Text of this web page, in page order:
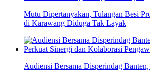
Mutu Dipertanyakan, Tulangan Besi
di Karawang Diduga Tak Layak
Audiensi Bersama Disperindag